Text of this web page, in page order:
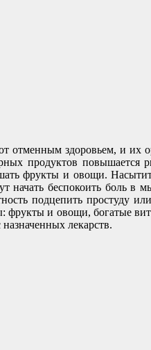
отменным здоровьем, и их
продуктов повышается
фрукты и овощи.
начать беспокоить боль
подцепить простуду
фрукты и овощи, богатые
лекарств.